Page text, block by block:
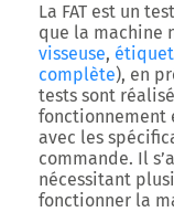
La FAT est un
que la machine
visseuse,
complète), en
tests sont
fonctionnement
avec les
commande. Il
nécessitant
fonctionner la